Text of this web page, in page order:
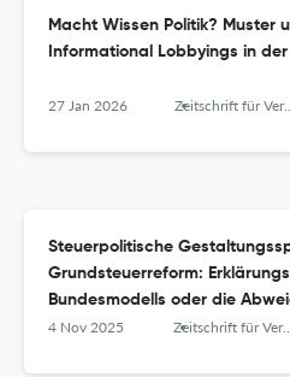
Macht Wissen Politik? Muster
Informational Lobbyings in
27 Jan 2026 Zeitschrift für Vergleichende Politikwissenschaft
Steuerpolitische
Grundsteuerreform:
Bundesmodells oder die
4 Nov 2025 Zeitschrift für Vergleichende Politikwissenschaft